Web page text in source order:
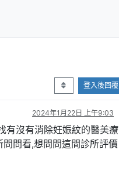
登入後回覆
2024年1月22日 上午9:03
有沒有消除妊娠紋的醫美療
問看,想問問這間診所評價